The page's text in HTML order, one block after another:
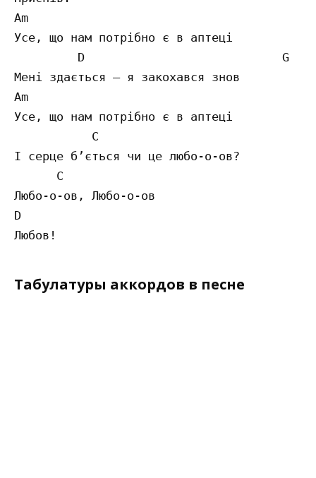
Am
Усе, що нам потрібно є в аптеці
         D                            G
Мені здається – я закохався знов
Am
Усе, що нам потрібно є в аптеці
           C
І серце б’ється чи це любо-о-ов?
      C
Любо-о-ов, Любо-о-ов
D
Табулатуры аккордов в песне